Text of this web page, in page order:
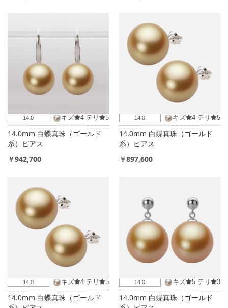
14.0 キズ 4 テリ 5
14.0mm 白蝶真珠（ゴールド
系）ピアス
￥942,700
14.0 キズ 4 テリ 5
14.0mm 白蝶真珠（ゴールド
系）ピアス
￥897,600
14.0 キズ 4 テリ 5
14.0mm 白蝶真珠（ゴールド
14.0 キズ 5 テリ 3
14.0mm 白蝶真珠（ゴールド